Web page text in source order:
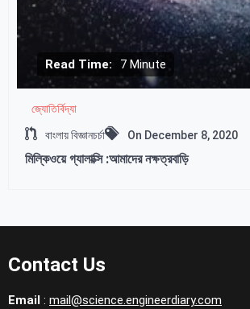
Read Time: 7 Minute
জ্যোতির্বিদ্যা
বাংলায় বিজ্ঞানচর্চা On December 8, 2020
মিল্কিওয়ে গ্যালাক্সি :আমাদের নক্ষত্রবাড়ি
Contact Us
Email : mail@science.engineerdiary.com